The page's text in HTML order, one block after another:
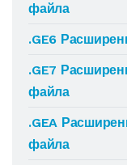
файла
.GE6
.GE7
файла
.GEA
файла